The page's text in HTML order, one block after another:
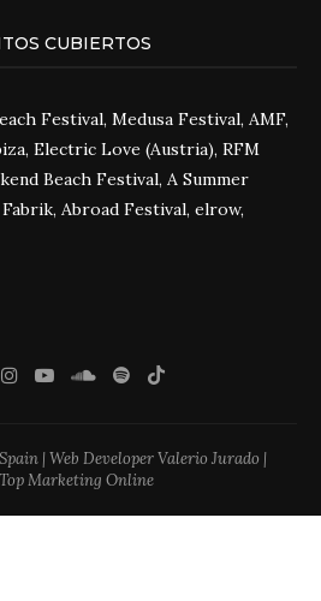
CUBIERTOS
Festival, Medusa Festival, AMF,
Electric Love (Austria), RFM
Beach Festival, A Summer
Abroad Festival, elrow,
| Web Developer Valerio Jurado |
Marketing Online